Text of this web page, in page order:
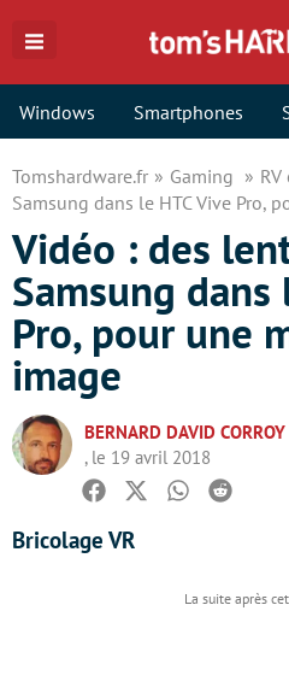
Windows Smartphones
Tomshardware.fr Gaming RV
Samsung dans le HTC Vive Pro,
Vidéo : des
Samsung dans
Pro, pour une
image
BERNARD DAVID CORROY
, le 19 avril 2018
Facebook
TwitterWhatsapp
Reddit
Bricolage VR